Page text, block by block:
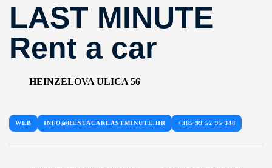
LAST MINUTE
Rent a car
HEINZELOVA ULICA 56
WEB INFO@RENTACARLASTMINUTE.HR +385 99 52 95 348